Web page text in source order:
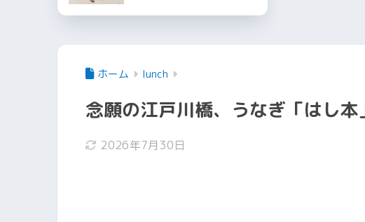
ホーム lunch
念願の江戸川橋、うなぎ「はし本
2026年7月30日